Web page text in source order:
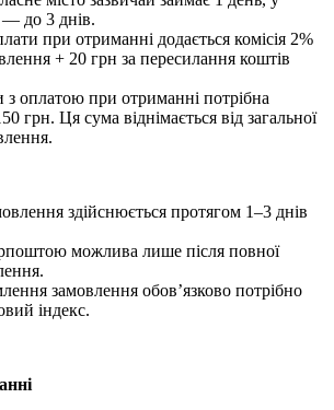
— до 3 днів.
при отриманні додається комісія 2%
+ 20 грн за пересилання коштів
з оплатою при отриманні потрібна
грн. Ця сума віднімається від загальної
здійснюється протягом 1–3 днів
можлива лише після повної
замовлення обов’язково потрібно
індекс.